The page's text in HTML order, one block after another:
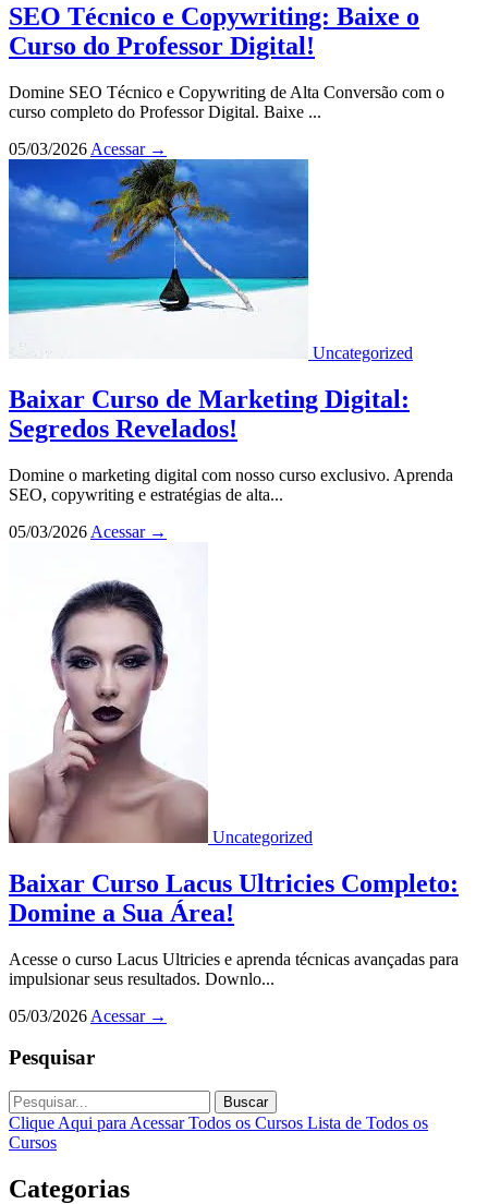
SEO Técnico e Copywriting: Baixe o
Curso do Professor Digital!
Domine SEO Técnico e Copywriting de Alta Conversão com o
curso completo do Professor Digital. Baixe ...
05/03/2026 Acessar →
Uncategorized
Baixar Curso de Marketing Digital:
Segredos Revelados!
Domine o marketing digital com nosso curso exclusivo. Aprenda
SEO, copywriting e estratégias de alta...
05/03/2026 Acessar →
Uncategorized
Baixar Curso Lacus Ultricies Completo:
Domine a Sua Área!
Acesse o curso Lacus Ultricies e aprenda técnicas avançadas para
impulsionar seus resultados. Downlo...
05/03/2026 Acessar →
Pesquisar
Buscar
Clique Aqui para Acessar Todos os Cursos Lista de Todos os
Cursos
Categorias